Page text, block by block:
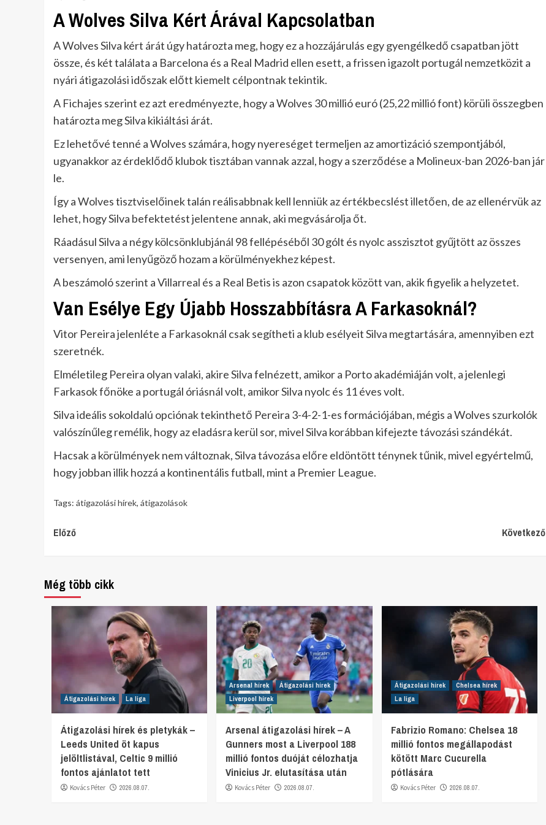
A Wolves Silva Kért Árával Kapcsolatban
A Wolves Silva kért árát úgy határozta meg, hogy ez a hozzájárulás egy gyengélkedő csapatban jött
össze, és két találata a Barcelona és a Real Madrid ellen esett, a frissen igazolt portugál nemzetközit a
nyári átigazolási időszak előtt kiemelt célpontnak tekintik.
A Fichajes szerint ez azt eredményezte, hogy a Wolves 30 millió euró (25,22 millió font) körüli összegben
határozta meg Silva kikiáltási árát.
Ez lehetővé tenné a Wolves számára, hogy nyereséget termeljen az amortizáció szempontjából,
ugyanakkor az érdeklődő klubok tisztában vannak azzal, hogy a szerződése a Molineux-ban 2026-ban jár
le.
Így a Wolves tisztviselőinek talán reálisabbnak kell lenniük az értékbecslést illetően, de az ellenérvük az
lehet, hogy Silva befektetést jelentene annak, aki megvásárolja őt.
Ráadásul Silva a négy kölcsönklubjánál 98 fellépéséből 30 gólt és nyolc asszisztot gyűjtött az összes
versenyen, ami lenyűgöző hozam a körülményekhez képest.
A beszámoló szerint a Villarreal és a Real Betis is azon csapatok között van, akik figyelik a helyzetet.
Van Esélye Egy Újabb Hosszabbításra A Farkasoknál?
Vitor Pereira jelenléte a Farkasoknál csak segítheti a klub esélyeit Silva megtartására, amennyiben ezt
szeretnék.
Elméletileg Pereira olyan valaki, akire Silva felnézett, amikor a Porto akadémiáján volt, a jelenlegi
Farkasok főnöke a portugál óriásnál volt, amikor Silva nyolc és 11 éves volt.
Silva ideális sokoldalú opciónak tekinthető Pereira 3-4-2-1-es formációjában, mégis a Wolves szurkolók
valószínűleg remélik, hogy az eladásra kerül sor, mivel Silva korábban kifejezte távozási szándékát.
Hacsak a körülmények nem változnak, Silva távozása előre eldöntött ténynek tűnik, mivel egyértelmű,
hogy jobban illik hozzá a kontinentális futball, mint a Premier League.
Tags: átigazolási hírek, átigazolások
Continue
Előző Következő
Még több cikk
Átigazolási hírek La liga
Átigazolási hírek és pletykák –
Leeds United öt kapus
jelöltlistával, Celtic 9 millió
fontos ajánlatot tett
Kovács Péter 2026.08.07.
Arsenal hírek
Átigazolási hírek
Liverpool hírek
Arsenal átigazolási hírek – A
Gunners most a Liverpool 188
millió fontos duóját célozhatja
Vinicius Jr. elutasítása után
Kovács Péter 2026.08.07.
Átigazolási hírek
Chelsea hírek
La liga
Fabrizio Romano: Chelsea 18
millió fontos megállapodást
kötött Marc Cucurella
pótlására
Kovács Péter 2026.08.07.